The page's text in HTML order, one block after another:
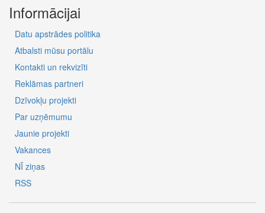
Informācijai
Datu apstrādes politika
Atbalsti mūsu portālu
Kontakti un rekvizīti
Reklāmas partneri
Dzīvokļu projekti
Par uzņēmumu
Jaunie projekti
Vakances
NĪ ziņas
RSS